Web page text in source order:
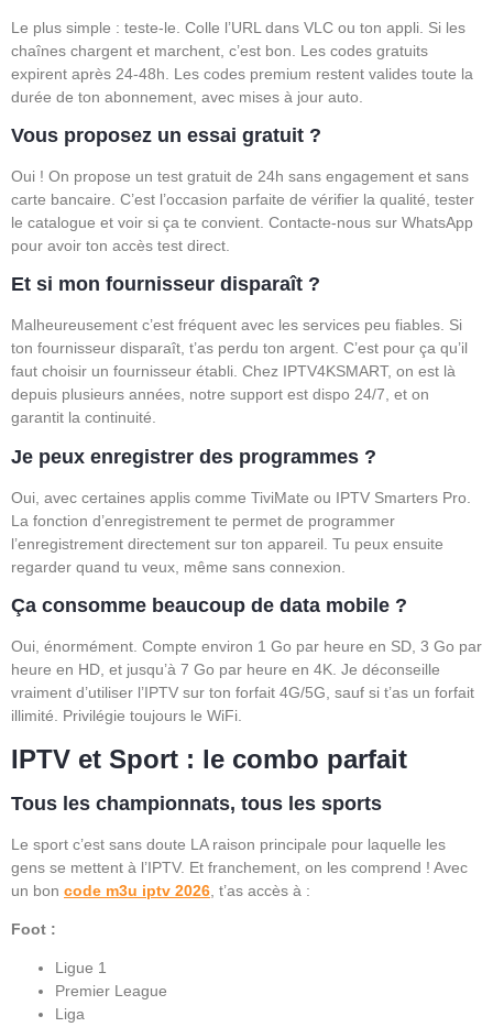
Le plus simple : teste-le. Colle l’URL dans VLC ou ton appli. Si les
chaînes chargent et marchent, c’est bon. Les codes gratuits
expirent après 24-48h. Les codes premium restent valides toute la
durée de ton abonnement, avec mises à jour auto.
Vous proposez un essai gratuit ?
Oui ! On propose un test gratuit de 24h sans engagement et sans
carte bancaire. C’est l’occasion parfaite de vérifier la qualité, tester
le catalogue et voir si ça te convient. Contacte-nous sur WhatsApp
pour avoir ton accès test direct.
Et si mon fournisseur disparaît ?
Malheureusement c’est fréquent avec les services peu fiables. Si
ton fournisseur disparaît, t’as perdu ton argent. C’est pour ça qu’il
faut choisir un fournisseur établi. Chez IPTV4KSMART, on est là
depuis plusieurs années, notre support est dispo 24/7, et on
garantit la continuité.
Je peux enregistrer des programmes ?
Oui, avec certaines applis comme TiviMate ou IPTV Smarters Pro.
La fonction d’enregistrement te permet de programmer
l’enregistrement directement sur ton appareil. Tu peux ensuite
regarder quand tu veux, même sans connexion.
Ça consomme beaucoup de data mobile ?
Oui, énormément. Compte environ 1 Go par heure en SD, 3 Go par
heure en HD, et jusqu’à 7 Go par heure en 4K. Je déconseille
vraiment d’utiliser l’IPTV sur ton forfait 4G/5G, sauf si t’as un forfait
illimité. Privilégie toujours le WiFi.
IPTV et Sport : le combo parfait
Tous les championnats, tous les sports
Le sport c’est sans doute LA raison principale pour laquelle les
gens se mettent à l’IPTV. Et franchement, on les comprend ! Avec
un bon code m3u iptv 2026 , t’as accès à :
Foot :
Ligue 1
Premier League
Liga